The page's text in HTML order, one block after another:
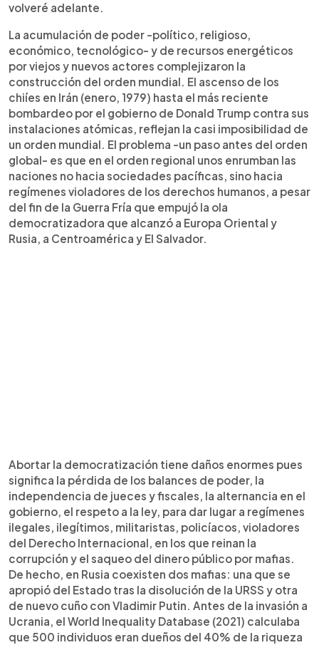
volveré adelante.
La acumulación de poder -político, religioso,
económico, tecnológico- y de recursos energéticos
por viejos y nuevos actores complejizaron la
construcción del orden mundial. El ascenso de los
chiíes en Irán (enero, 1979) hasta el más reciente
bombardeo por el gobierno de Donald Trump contra sus
instalaciones atómicas, reflejan la casi imposibilidad de
un orden mundial. El problema -un paso antes del orden
global- es que en el orden regional unos enrumban las
naciones no hacia sociedades pacíficas, sino hacia
regímenes violadores de los derechos humanos, a pesar
del fin de la Guerra Fría que empujó la ola
democratizadora que alcanzó a Europa Oriental y
Rusia, a Centroamérica y El Salvador.
Abortar la democratización tiene daños enormes pues
significa la pérdida de los balances de poder, la
independencia de jueces y fiscales, la alternancia en el
gobierno, el respeto a la ley, para dar lugar a regímenes
ilegales, ilegítimos, militaristas, policíacos, violadores
del Derecho Internacional, en los que reinan la
corrupción y el saqueo del dinero público por mafias.
De hecho, en Rusia coexisten dos mafias: una que se
apropió del Estado tras la disolución de la URSS y otra
de nuevo cuño con Vladimir Putin. Antes de la invasión a
Ucrania, el World Inequality Database (2021) calculaba
que 500 individuos eran dueños del 40% de la riqueza